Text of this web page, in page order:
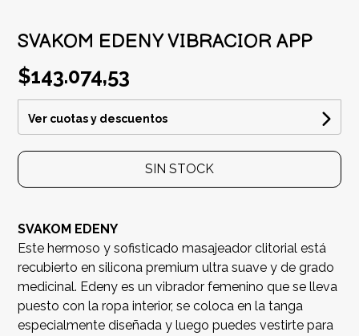
SVAKOM EDENY VIBRACIOR APP
$143.074,53
Ver cuotas y descuentos
SIN STOCK
SVAKOM EDENY
Este hermoso y sofisticado masajeador clitorial está
recubierto en silicona premium ultra suave y de grado
medicinal. Edeny es un vibrador femenino que se lleva
puesto con la ropa interior, se coloca en la tanga
especialmente diseñada y luego puedes vestirte para